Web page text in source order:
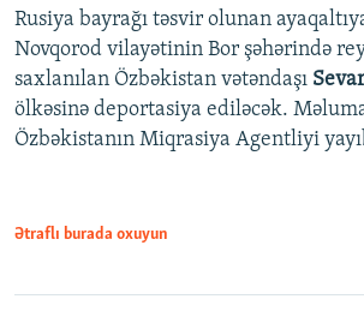
Rusiya bayrağı təsvir olunan
Novqorod vilayətinin Bor şəhərində
saxlanılan Özbəkistan vətəndaşı
ölkəsinə deportasiya ediləcək.
Özbəkistanın Miqrasiya Agentliyi
Ətraflı burada oxuyun